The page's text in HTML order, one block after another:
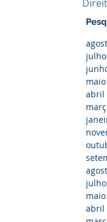
abril
abril